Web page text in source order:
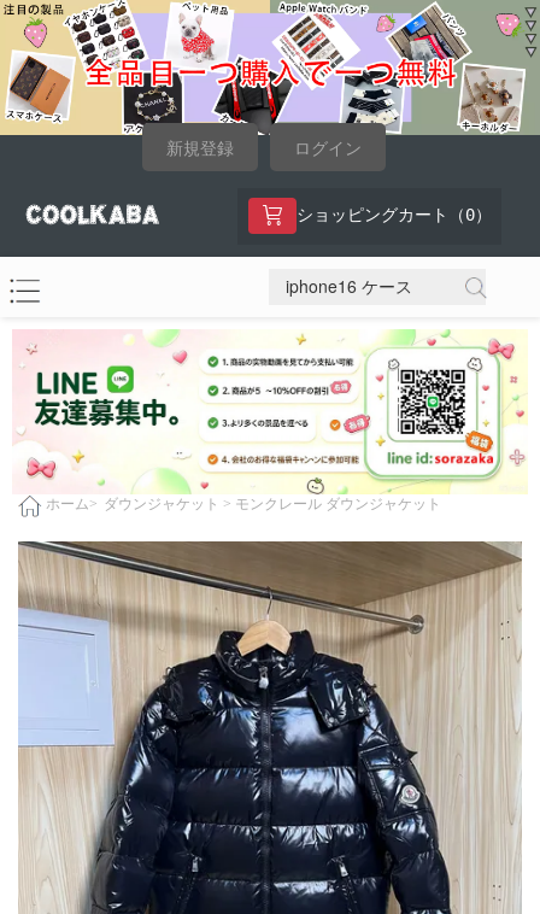
新規登録 ログイン
ショッピングカート（ 0）
ホーム> ダウンジャケット > モンクレール ダウンジャケット